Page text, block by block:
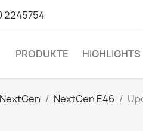
2245754
PRODUKTE HIGHLIGHTS
NextGen NextGen E46